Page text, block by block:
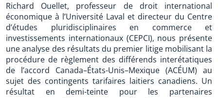
Richard Ouellet, professeur de droit international
économique à l’Université Laval et directeur du Centre
d’études pluridisciplinaires en commerce et
investissements internationaux (CEPCI), nous présente
une analyse des résultats du premier litige mobilisant la
procédure de règlement des différends interétatiques
de l’accord Canada–États-Unis–Mexique (ACÉUM) au
sujet des contingents tarifaires laitiers canadiens. Un
résultat en demi-teinte pour les partenaires